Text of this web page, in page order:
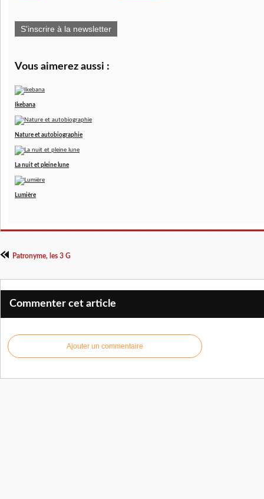
S'inscrire à la newsletter
Vous aimerez aussi :
Ikebana
Nature et autobiographie
La nuit et pleine lune
Lumière
Patronyme, les 3 G
Commenter cet article
Ajouter un commentaire